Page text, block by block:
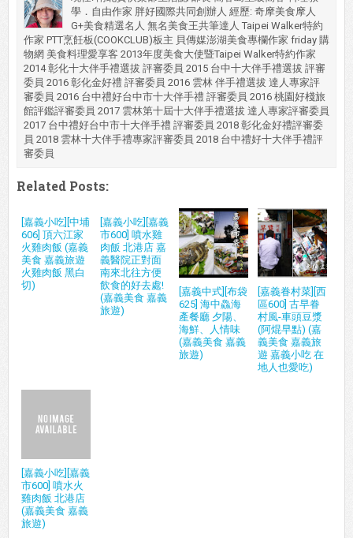
學．自由作家 胖好國際共同創辦人 經歷: 奇摩美食摩人
G+美食精選名人 無名美食王共筆達人 Taipei Walker特約
作家 PTT烹飪板(COOKCLUB)板主 貝傳媒澎湖美食專欄作家 friday 購
物網 美食料理愛享客 2013年度美食大使暨Taipei Walker特約作家
2014 彰化十大伴手禮選拔 評審委員 2015 台中十大伴手禮選拔 評審
委員 2016 彰化金好禮 評審委員 2016 雲林 伴手禮選拔 達人專家評
審委員 2016 台中禮好台中市十大伴手禮 評審委員 2016 桃園好棧旅
館評鑑評審委員 2017 雲林第十屆十大伴手禮選拔 達人專家評審委員
2017 台中禮好台中市十大伴手禮 評審委員 2018 彰化金好禮評審委
員 2018 雲林十大伴手禮專家評審委員 2018 台中禮好十大伴手禮評
審委員
Related Posts:
[嘉義小吃][中埔
606] 頂六江家
火雞肉飯 (嘉義
美食 嘉義旅遊
火雞肉飯 黑白
切)
[嘉義小吃][嘉義
市600] 噴水雞
肉飯 北港店 嘉
義醫院正對面
南來北往方便
飲食的好去處!
(嘉義美食 嘉義
旅遊)
[嘉義中式][布袋
625] 海中鱻海
產餐廳 夕陽、
海鮮、人情味
(嘉義美食 嘉義
旅遊)
[嘉義眷村菜][西
區600] 古早眷
村風-車頭豆漿
(阿焜早點) (嘉
義美食 嘉義旅
遊 嘉義小吃 在
地人也愛吃)
[嘉義小吃][嘉義
市600] 噴水火
雞肉飯 北港店
(嘉義美食 嘉義
旅遊)